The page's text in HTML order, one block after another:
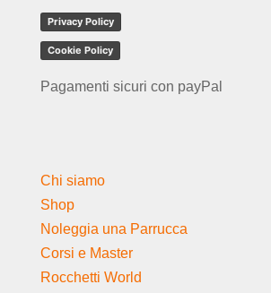
Privacy Policy
Cookie Policy
Pagamenti sicuri con payPal
Chi siamo
Shop
Noleggia una Parrucca
Corsi e Master
Rocchetti World